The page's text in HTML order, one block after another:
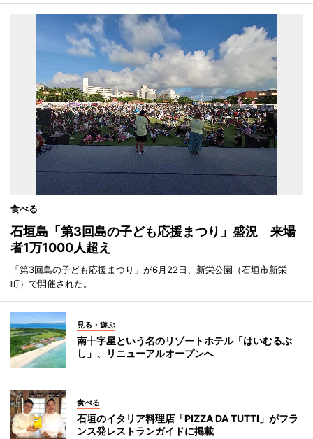
食べる
石垣島「第3回島の子ども応援まつり」盛況 来場
者1万1000人超え
「第3回島の子ども応援まつり」が6月22日、新栄公園（石垣市新栄
町）で開催された。
見る・遊ぶ
南十字星という名のリゾートホテル「はいむるぶ
し」、リニューアルオープンへ
食べる
石垣のイタリア料理店「PIZZA DA TUTTI」がフラ
ンス発レストランガイドに掲載